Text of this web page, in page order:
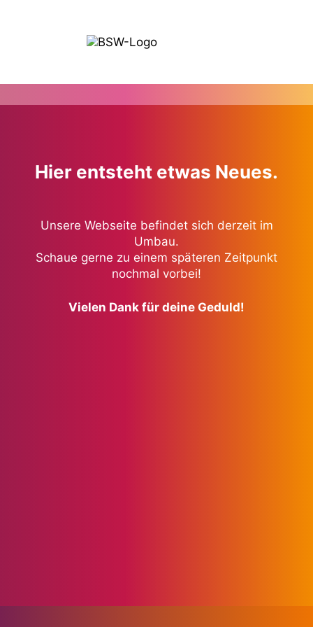
Hier entsteht etwas Neues.
Unsere Webseite befindet sich derzeit im
Umbau.
Schaue gerne zu einem späteren Zeitpunkt
nochmal vorbei!
Vielen Dank für deine Geduld!